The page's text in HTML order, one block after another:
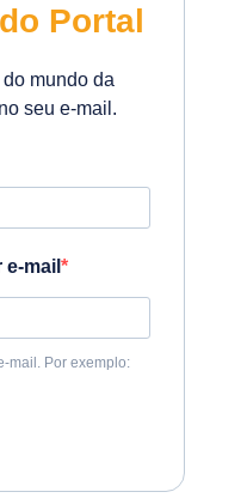
Portal
mundo da
seu e-mail.
mail
mail. Por exemplo: